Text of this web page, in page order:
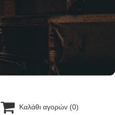
 Καλάθι αγορών (0)